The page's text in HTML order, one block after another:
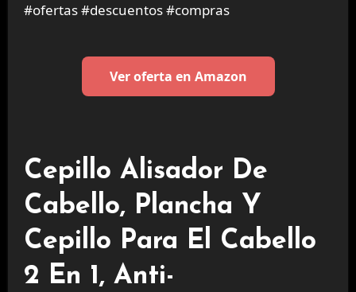
#ofertas #descuentos #compras
Ver oferta en Amazon
Cepillo Alisador De
Cabello, Plancha Y
Cepillo Para El Cabello
2 En 1, Anti-